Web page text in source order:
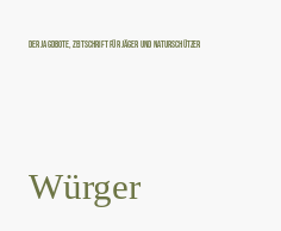
Der Jagdbote, Zeitschrift für Jäger und Naturschützer
Würger